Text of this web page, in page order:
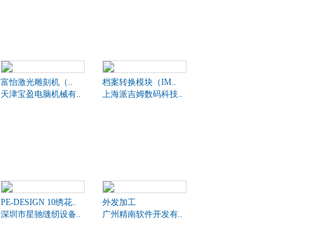
富怡激光雕刻机（..
天津宝盈电脑机械有..
档案转换模块（IM..
上海派吉姆数码科技..
PE-DESIGN 10绣花..
深圳市星驰缝纫设备..
外发加工
广州精南软件开发有..